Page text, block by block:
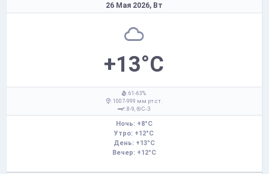
26 Мая 2026, Вт
+13°C
: 61-63%
: 1007-999 мм рт.ст.
: 8-9,
С-З
Ночь: +8°C
Утро: +12°C
День: +13°C
Вечер: +12°C